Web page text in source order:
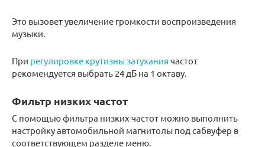
Это вызовет увеличение громкости воспроизведения
музыки.
При регулировке крутизны затухания частот
рекомендуется выбрать 24 дБ на 1 октаву.
Фильтр низких частот
С помощью фильтра низких частот можно выполнить
настройку автомобильной магнитолы под сабвуфер в
соответствующем разделе меню.